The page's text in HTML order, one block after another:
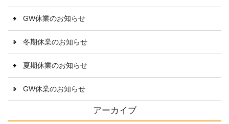
GW休業のお知らせ
冬期休業のお知らせ
夏期休業のお知らせ
GW休業のお知らせ
アーカイブ